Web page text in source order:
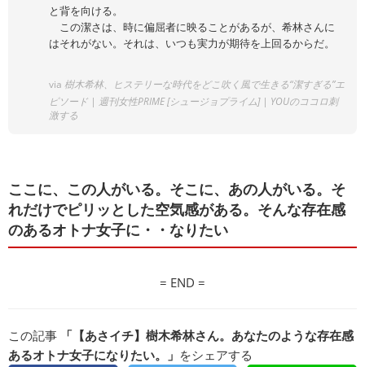
と背を向ける。
この潔さは、時に偏屈者に映ることがあるが、希林さんに
はそれがない。それは、いつも実力が期待を上回るからだ。
via 樹木希林、ヒステリーな時代をどこ吹く風で生きる“潔すぎる”エ
ピソード | 週刊女性PRIME [シュージョプライム] | YOUのココロ刺
激する
ここに、この人がいる。そこに、あの人がいる。そ
れだけでピリッとした空気感がある。そんな存在感
のあるオトナ女子に・・なりたい
= END =
この記事
「【あさイチ】樹木希林さん。あなたのような存在感
あるオトナ女子になりたい。」 をシェアする